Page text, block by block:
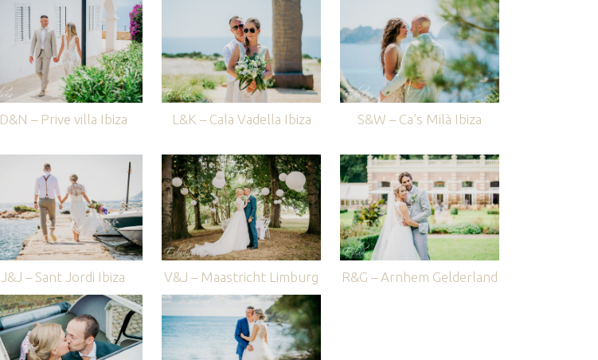
D&N – Prive villa Ibiza L&K – Cala Vadella Ibiza S&W – Ca’s Milà Ibiza
J&J – Sant Jordi Ibiza V&J – Maastricht Limburg R&G – Arnhem Gelderland